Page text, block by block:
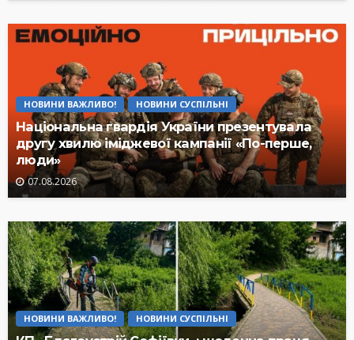
НОВИНИ ВАЖЛИВО! НОВИНИ СУСПІЛЬНІ
Національна гвардія України презентувала
другу хвилю іміджевої кампанії «По-перше,
люди»
07.08.2026
НОВИНИ ВАЖЛИВО! НОВИНИ СУСПІЛЬНІ